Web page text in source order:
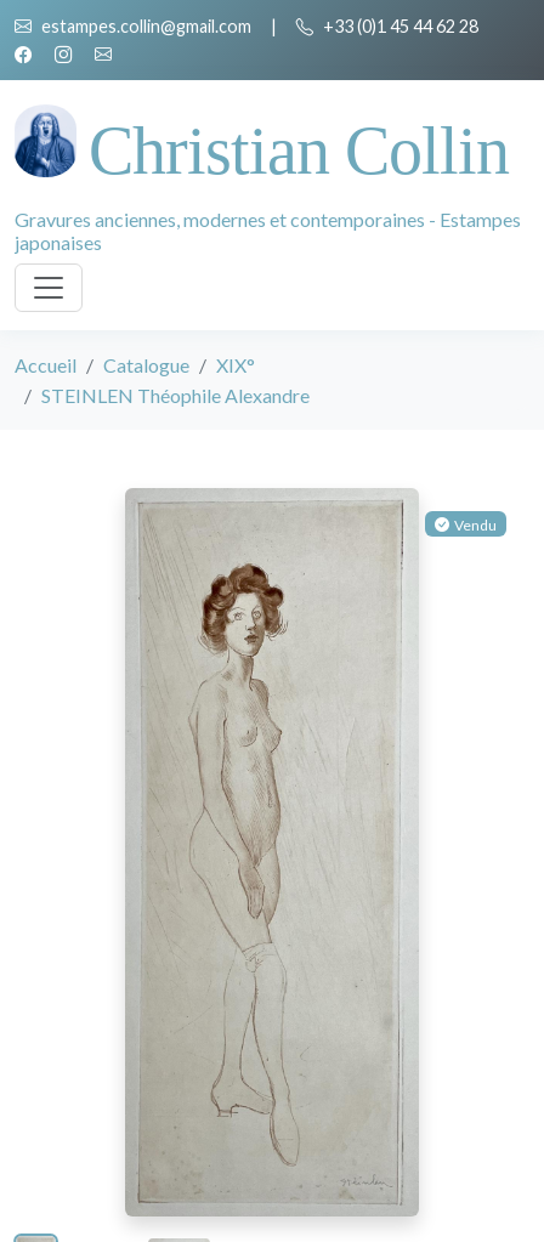
estampes.collin@gmail.com | +33 (0)1 45 44 62 28
Christian Collin
Gravures anciennes, modernes et contemporaines - Estampes
japonaises
Accueil Catalogue
XIX°
STEINLEN Théophile Alexandre
Vendu